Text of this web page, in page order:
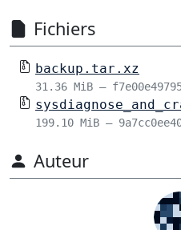
Fichiers
backup.tar.xz
31.36 MiB –
199.10 MiB –
Auteur